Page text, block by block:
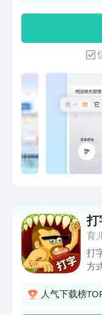
累
入
照
语
音
用
准
万
种
盛
陪
打
育
打
方
回
人气下载榜